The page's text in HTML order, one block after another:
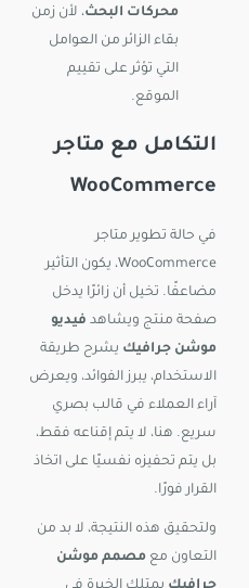
محركات البحث، لأن زمن
بقاء الزائر من العوامل
التي تؤثر على تقييم
الموقع.
التكامل مع متاجر
WooCommerce
في حالة تطوير متاجر
WooCommerce، يكون التأثير
مضاعفًا. تخيل أن زائرًا يدخل
صفحة منتج ويشاهد فيديو
موشن جرافيك يشرح طريقة
الاستخدام، يبرز الفوائد، ويعرض
آراء العملاء في قالب بصري
سريع. هنا، لا يتم إقناعه فقط،
بل يتم تحفيزه نفسيًا على اتخاذ
القرار فورًا.
ولتحقيق هذه النتيجة، لا بد من
التعاون مع مصمم موشن